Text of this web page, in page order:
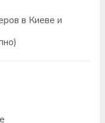
в Киеве и